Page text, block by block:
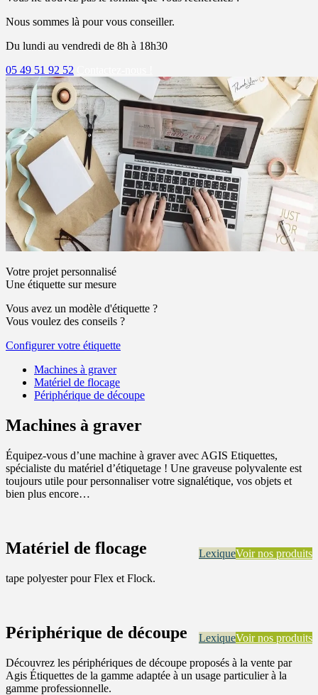
Nous sommes là pour vous conseiller.
Du lundi au vendredi de 8h à 18h30
05 49 51 92 52
Votre projet personnalisé
Une étiquette sur mesure
Vous avez un modèle d'étiquette ?
Vous voulez des conseils ?
Configurer votre étiquette
Machines à graver
Matériel de flocage
Périphérique de découpe
Machines à graver
Équipez-vous d’une machine à graver avec AGIS Etiquettes,
spécialiste du matériel d’étiquetage ! Une graveuse polyvalente est
toujours utile pour personnaliser votre signalétique, vos objets et
bien plus encore…
LexiqueVoir nos produits
Matériel de flocage
tape polyester pour Flex et Flock.
LexiqueVoir nos produits
Périphérique de découpe
Découvrez les périphériques de découpe proposés à la vente par
Agis Étiquettes de la gamme adaptée à un usage particulier à la
gamme professionnelle.